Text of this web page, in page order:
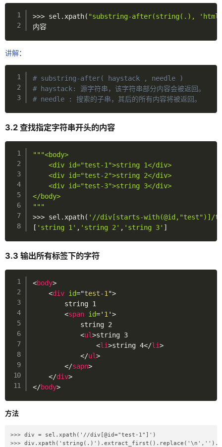
>>> sel .xpath( "substring-after(string(.),
内容
讲解：
# substring-after( haystack , needle )
# haystack: 源字符串，该字符串部分内容会被返回。
# needle : 搜索的子串，其后的所有内容将被返回。
3.2 查找指定字符串开头的内容
"""<body>
    <div id="test-1">string 1</div>
    <div id="test-2">string 2</div>
    <div id="test-3">string 3</div>
</body>
"""
>>> sel .xpath( '//div[starts-with(@id,"test")]/
[ 'string 1' , 'string 2' , 'string 3' ]
3.3 输出所有标签下的字符
<body>
<div id="test-1 ">
        string 1
<span id=' 1 '>
            string 2
<ul>string 3
<li>string 4</li>
</ul>
</sapn>
</div>
</body>
方法
>>> div = sel.xpath('//div[@id="test-1"]')
>>>